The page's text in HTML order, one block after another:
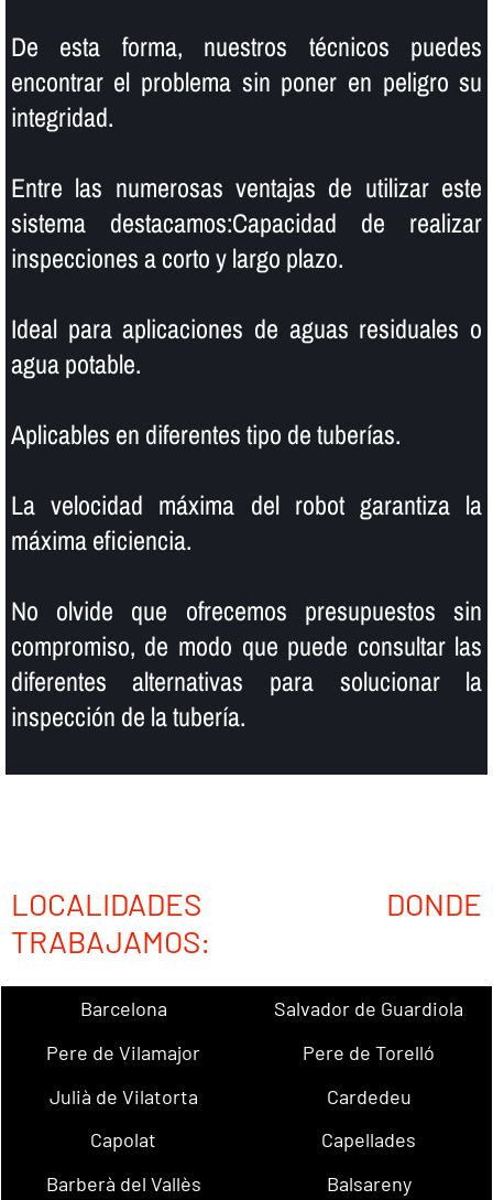
De esta forma, nuestros técnicos puedes
encontrar el problema sin poner en peligro su
integridad.
Entre las numerosas ventajas de utilizar este
sistema destacamos:Capacidad de realizar
inspecciones a corto y largo plazo.
Ideal para aplicaciones de aguas residuales o
agua potable.
Aplicables en diferentes tipo de tuberí­as.
La velocidad máxima del robot garantiza la
máxima eficiencia.
No olvide que ofrecemos presupuestos sin
compromiso, de modo que puede consultar las
diferentes alternativas para solucionar la
inspección de la tuberí­a.
LOCALIDADES DONDE
TRABAJAMOS:
Barcelona
Salvador de Guardiola
Pere de Vilamajor
Pere de Torelló
Julià de Vilatorta
Cardedeu
Capolat
Capellades
Barberà del Vallès
Balsareny